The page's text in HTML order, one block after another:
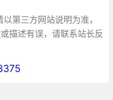
第三方网站说明为准，
描述有误，请联系站长反